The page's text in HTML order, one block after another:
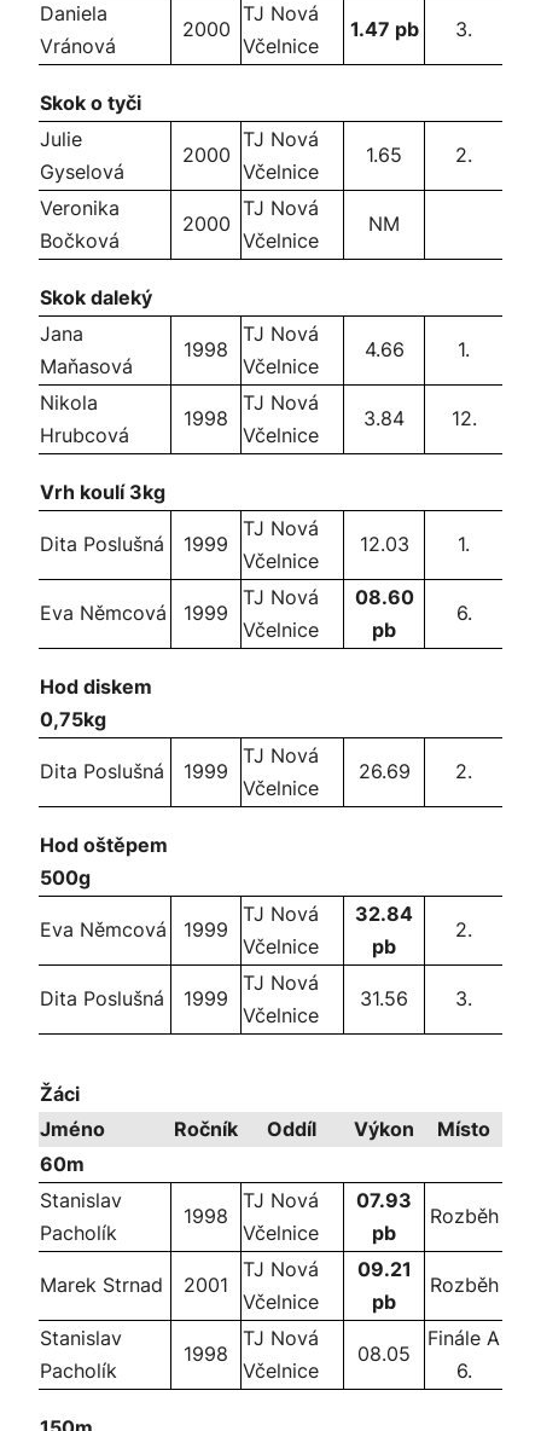
Daniela
Vránová
2000
TJ Nová
Včelnice
1.47 pb 3.
Skok o tyči
Julie
Gyselová
2000
TJ Nová
Včelnice
1.65 2.
Veronika
Bočková
2000
TJ Nová
Včelnice
NM
Skok daleký
Jana
Maňasová
1998
TJ Nová
Včelnice
4.66 1.
Nikola
Hrubcová
1998
TJ Nová
Včelnice
3.84 12.
Vrh koulí 3kg
Dita Poslušná 1999
TJ Nová
Včelnice
12.03 1.
Eva Němcová 1999
TJ Nová
Včelnice
08.60
pb
6.
Hod diskem
0,75kg
Dita Poslušná 1999
TJ Nová
Včelnice
26.69 2.
Hod oštěpem
500g
Eva Němcová 1999
TJ Nová
Včelnice
32.84
pb
2.
Dita Poslušná 1999
TJ Nová
Včelnice
31.56 3.
Žáci
Jméno
Ročník Oddíl Výkon
Místo
60m
Stanislav
Pacholík
1998
TJ Nová
Včelnice
07.93
pb
Rozběh
Marek Strnad 2001
TJ Nová
Včelnice
09.21
pb
Rozběh
Stanislav
Pacholík
1998
TJ Nová
Včelnice
08.05
Finále A
6.